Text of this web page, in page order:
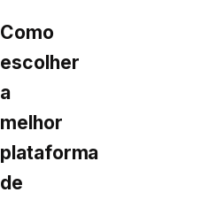
Como
escolher
a
melhor
plataforma
de